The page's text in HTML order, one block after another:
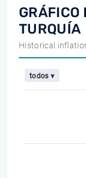
GRÁFICO
TURQUÍA
Historical
todos ▾